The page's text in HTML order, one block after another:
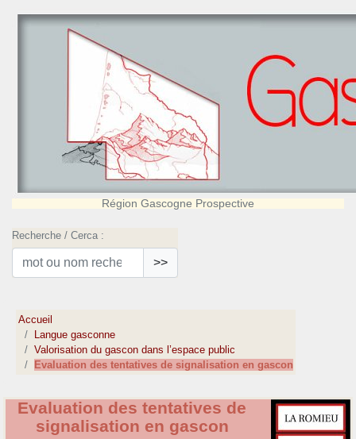
Région Gascogne Prospective
Recherche / Cerca :
>>
Accueil
Langue gasconne
Valorisation du gascon dans l’espace public
Evaluation des tentatives de signalisation en gascon
Evaluation des tentatives de
signalisation en gascon